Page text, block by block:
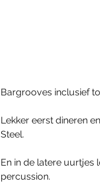
Bargrooves inclusief
Lekker eerst dineren
Steel.
En in de latere uurtjes
percussion.